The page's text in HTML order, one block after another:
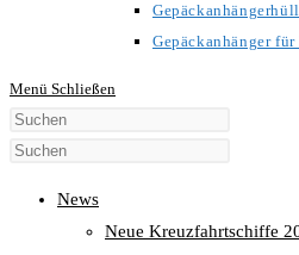
Gepäckanhänger
Menü Schließen
Diese
Website
News
Neue Kreuzfahrtschiffe